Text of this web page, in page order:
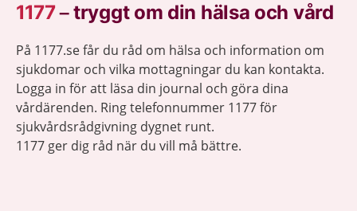
1177–tryggt om din hälsa och vård
På 1177.se får du råd om hälsa och information om
sjukdomar och vilka mottagningar du kan kontakta.
Logga in för att läsa din journal och göra dina
vårdärenden. Ring telefonnummer 1177 för
sjukvårdsrådgivning dygnet runt.
1177 ger dig råd när du vill må bättre.